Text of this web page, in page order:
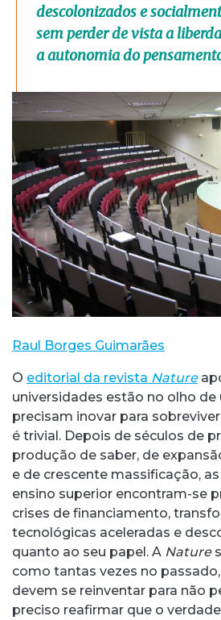
descolonizados e
sem perder de vista a
a autonomia do
Raul Borges Guimarães
O editorial da revista Nature
universidades estão no olho
precisam inovar para
é trivial. Depois de séculos de
produção de saber, de
e de crescente massificação,
ensino superior encontram-se
crises de financiamento,
tecnológicas aceleradas e
quanto ao seu papel. A Nature
como tantas vezes no
devem se reinventar para não
preciso reafirmar que o